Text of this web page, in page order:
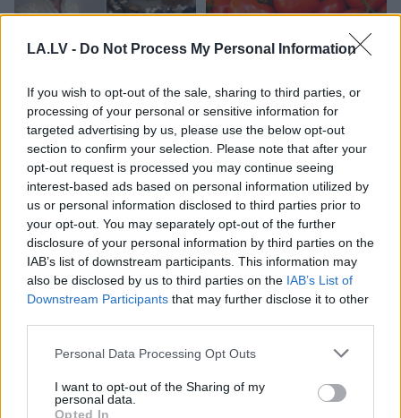
LA.LV - Do Not Process My Personal Information
If you wish to opt-out of the sale, sharing to third parties, or
processing of your personal or sensitive information for
targeted advertising by us, please use the below opt-out
section to confirm your selection. Please note that after your
opt-out request is processed you may continue seeing
interest-based ads based on personal information utilized by
us or personal information disclosed to third parties prior to
your opt-out. You may separately opt-out of the further
disclosure of your personal information by third parties on the
IAB’s list of downstream participants. This information may
also be disclosed by us to third parties on the IAB’s List of
Downstream Participants that may further disclose it to other
Please note that this website/app uses one or more Google
not limited to your visit or usage behaviour. You may click to
grant or deny consent to Google and its third-party tags to
Personal Data Processing Opt Outs
I want to opt-out of the Sharing of my
personal data.
Opted In
Bez diploma, darba un
izbijis slepkava!? Vai
tiešām jebkurš var
kandidēt Saeimas
vēlēšanās, skaidro
advokāts
FOTO.“Vai tas ir
normāli?” Guntars
veikalā nopērk tomātu,
taču, pārgriežot to uz
pusēm, viņu sagaida
pārsteigums